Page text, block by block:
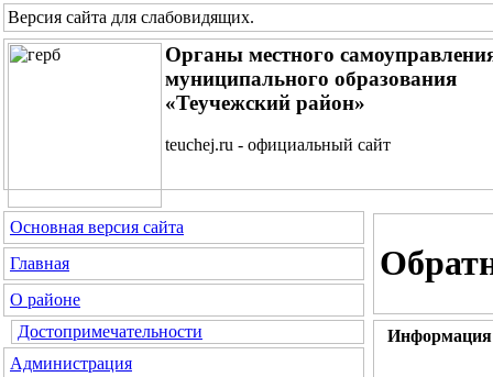
Версия сайта для слабовидящих.
Органы местного
муниципального образования
«Теучежский район»
teuchej.ru - официальный сайт
Основная версия сайта
Главная
О районе
Достопримечательности
Администрация
Информация